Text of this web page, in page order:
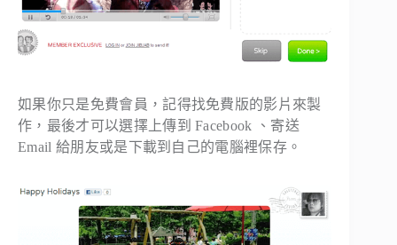
如果你只是免費會員，記得找免費版的影片來製
作，最後才可以選擇上傳到 Facebook 、寄送
Email 給朋友或是下載到自己的電腦裡保存。